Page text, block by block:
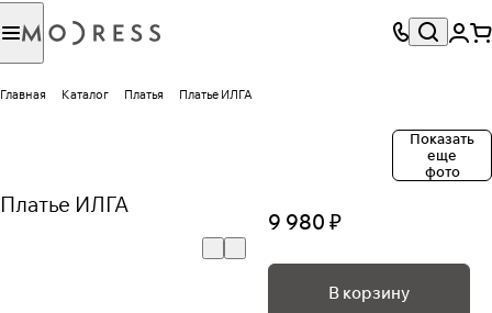
Главная Каталог Платья Платье ИЛГА
Показать
еще
фото
Платье ИЛГА
9 980 ₽
В корзину